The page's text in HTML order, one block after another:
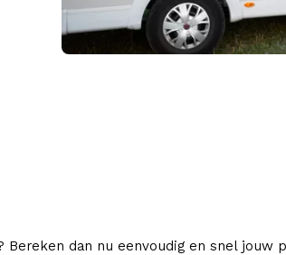
dan nu eenvoudig en snel jouw